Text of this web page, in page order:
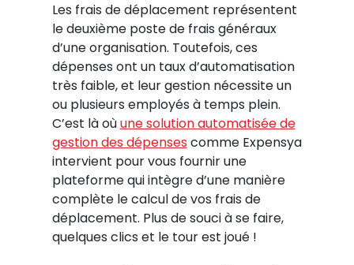
Les frais de déplacement représentent
le deuxième poste de frais généraux
d’une organisation. Toutefois, ces
dépenses ont un taux d’automatisation
très faible, et leur gestion nécessite un
ou plusieurs employés à temps plein.
C’est là oùune solution automatisée de
gestion des dépenses comme Expensya
intervient pour vous fournir une
plateforme qui intègre d’une manière
complète le calcul de vos frais de
déplacement. Plus de souci à se faire,
quelques clics et le tour est joué !